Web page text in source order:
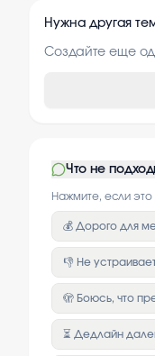
Нужна другая
Создайте еще
Что не
Нажмите, если
💰 Дорого для
👎 Не
🫣 Боюсь, что
⏳ Дедлайн